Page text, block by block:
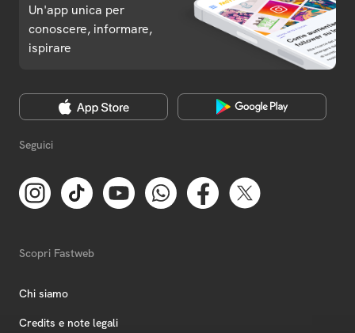
Un'app unica per
conoscere, informare,
ispirare
Seguici
Scopri Fastweb
Chi siamo
Credits e note legali